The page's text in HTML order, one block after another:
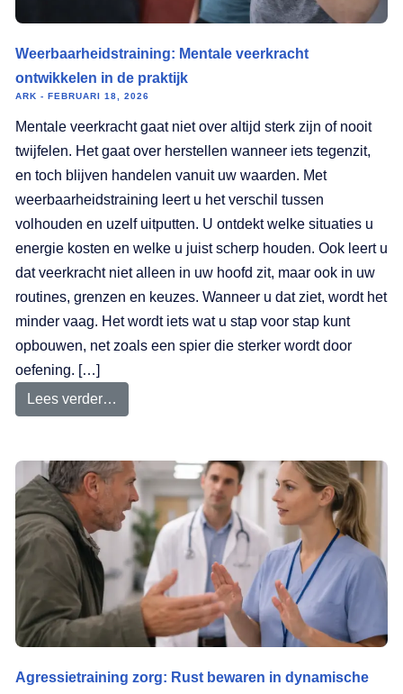
Weerbaarheidstraining: Mentale veerkracht
ontwikkelen in de praktijk
ARK FEBRUARI 18, 2026
Mentale veerkracht gaat niet over altijd sterk zijn of nooit
twijfelen. Het gaat over herstellen wanneer iets tegenzit,
en toch blijven handelen vanuit uw waarden. Met
weerbaarheidstraining leert u het verschil tussen
volhouden en uzelf uitputten. U ontdekt welke situaties u
energie kosten en welke u juist scherp houden. Ook leert u
dat veerkracht niet alleen in uw hoofd zit, maar ook in uw
routines, grenzen en keuzes. Wanneer u dat ziet, wordt het
minder vaag. Het wordt iets wat u stap voor stap kunt
opbouwen, net zoals een spier die sterker wordt door
oefening. […]
Lees verder…
Agressietraining zorg: Rust bewaren in dynamische